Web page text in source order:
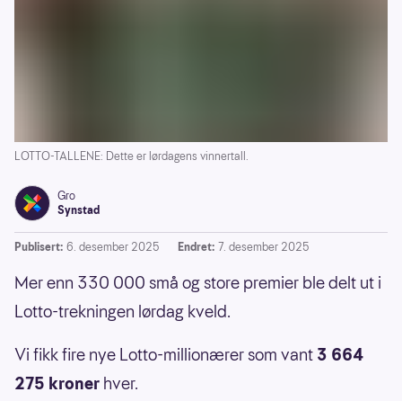
LOTTO-TALLENE: Dette er lørdagens vinnertall.
Gro
Synstad
Publisert: 6. desember 2025 Endret: 7. desember 2025
Mer enn 330 000 små og store premier ble delt ut i
Lotto-trekningen lørdag kveld.
Vi fikk fire nye Lotto-millionærer som vant 3 664
275 kroner hver.